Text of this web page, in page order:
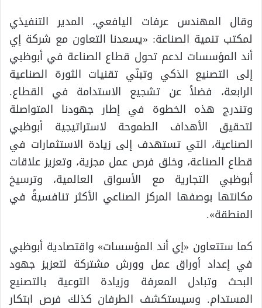
وقال المهندس عرفات اليافعي، المدير التنفيذي
لمكتب تنمية الصناعة: «يسعدنا التعاون مع شركة إي
أند المؤسسات لدعم تحول قطاع الصناعة في أبوظبي
إلى التصنيع الذكي وتبنّي تقنيات الثورة الصناعية
الرابعة، فضلاً عن تشجيع الاستدامة في القطاع.
وتندرج هذه الخطوة في إطار جهودنا المتواصلة
لتحقيق الأهداف الطموحة لاستراتيجية أبوظبي
الصناعية، التي تستهدف إلى زيادة الاستثمارات في
قطاع الصناعة، وخلق فرص عمل مجزية، وتعزيز علاقات
أبوظبي التجارية مع الأسواق العالمية، وترسيخ
مكانتها بوصفها المركز الصناعي الأكثر تنافسيةً في
المنطقة».
كما ستتعاون «إي أند المؤسسات» واقتصادية أبوظبي
في إعداد أوراق عمل وورش مشتركة لتعزيز جهود
البحث وتبادل المعرفة وزيادة التوعية بالتصنيع
المستدام. وسيستكشف الطرفان كذلك فرص ابتكار